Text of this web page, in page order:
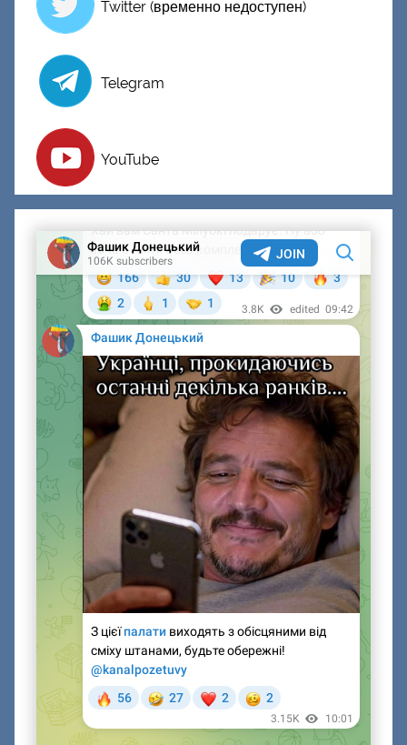
Twitter (временно недоступен)
Telegram
YouTube